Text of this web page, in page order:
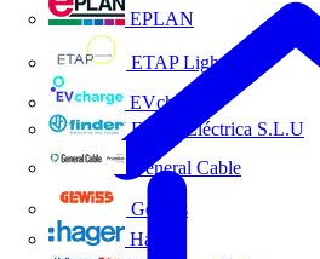
EPLAN
ETAP Lighting
EVcharge
Finder Eléctrica S.L.U
General Cable
Gewiss
Hager